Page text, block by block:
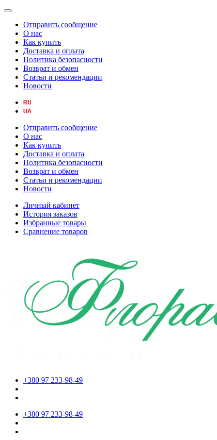
Отправить сообщение
О нас
Как купить
Доставка и оплата
Политика безопасности
Возврат и обмен
Статьи и рекомендации
Новости
Отправить сообщение
О нас
Как купить
Доставка и оплата
Политика безопасности
Возврат и обмен
Статьи и рекомендации
Новости
Личный кабинет
История заказов
Избранные товары
Сравнение товаров
+380 97 233-98-49
+380 97 233-98-49